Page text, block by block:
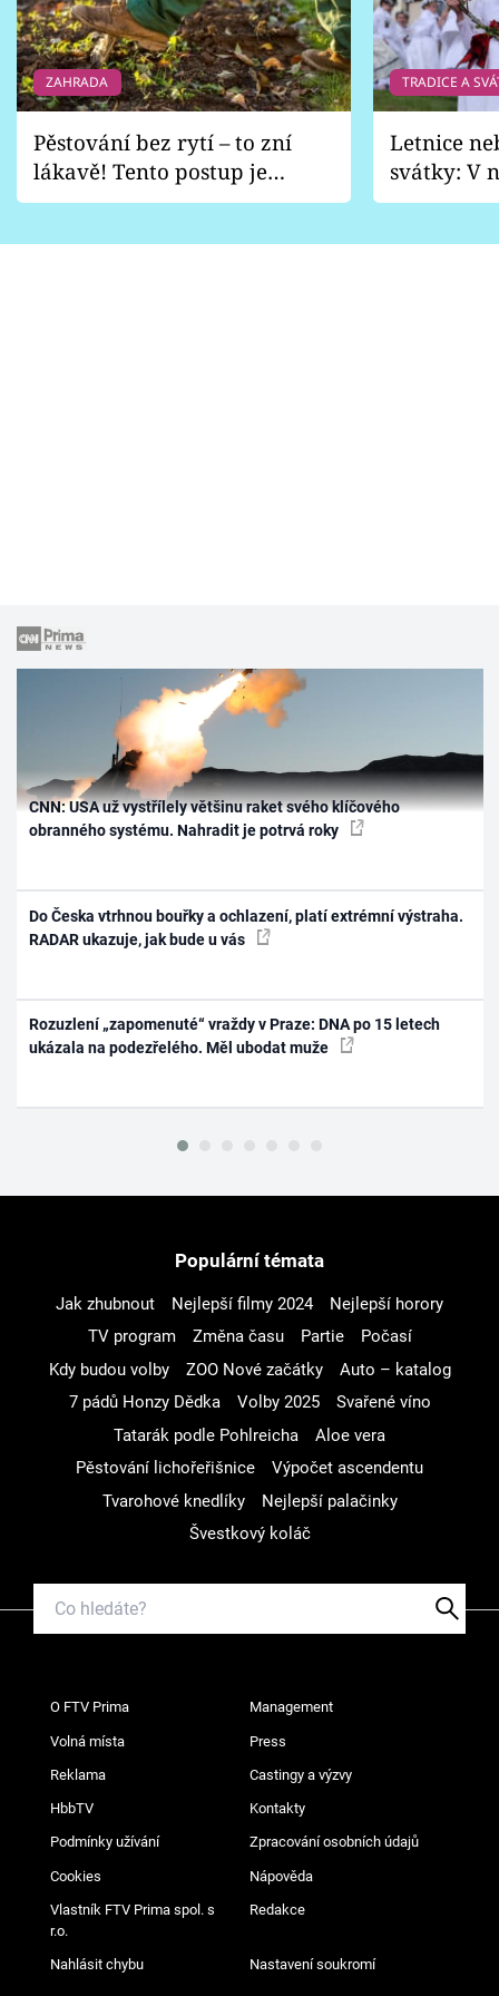
ZAHRADA
Pěstování bez rytí – to zní
lákavě! Tento postup je
vhodný jen pro některé
TRADICE A
Letnice
svátky: V
pondělí
CNN: USA už vystřílely většinu raket svého klíčového
obranného systému. Nahradit je potrvá roky
Do Česka vtrhnou bouřky a ochlazení, platí extrémní výstraha.
RADAR ukazuje, jak bude u vás
Rozuzlení „zapomenuté“ vraždy v Praze: DNA po 15 letech
ukázala na podezřelého. Měl ubodat muže
Populární témata
Jak zhubnout Nejlepší filmy 2024
Nejlepší horory
TV program
Změna času Partie
Počasí
Kdy budou volby
ZOO Nové začátky
Auto – katalog
7 pádů Honzy Dědka
Volby 2025
Svařené víno
Tatarák podle Pohlreicha
Aloe vera
Pěstování lichořeřišnice
Výpočet ascendentu
Tvarohové knedlíky
Nejlepší palačinky
Švestkový koláč
O FTV Prima Management
Volná místa Press
Reklama Castingy a výzvy
HbbTV Kontakty
Podmínky užívání Zpracování osobních údajů
Cookies Nápověda
Vlastník FTV Prima spol. s
r.o.
Redakce
Nahlásit chybu Nastavení soukromí